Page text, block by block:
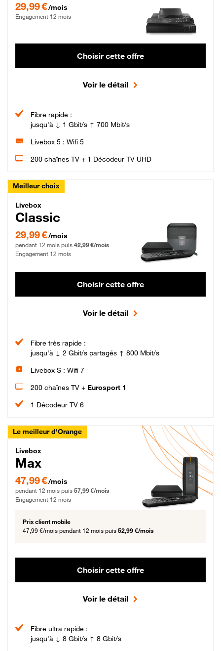
29,99 €/mois
Engagement 12 mois
Choisir cette offre
Voir le détail
Fibre rapide :
jusqu'à ↓ 1 Gbit/s ↑ 700 Mbit/s
Livebox 5 : Wifi 5
200 chaînes TV + 1 Décodeur TV UHD
Meilleur choix
Livebox Classic Fibre
Livebox
Classic
29,99 € par mois pendant 12 mois puis 42,99 € par mois, Engagement 12 mois
29,99 €/mois
pendant 12 mois puis 42,99 €/mois
Engagement 12 mois
Choisir cette offre
Voir le détail
Fibre très rapide :
jusqu'à ↓ 2 Gbit/s partagés ↑ 800 Mbit/s
Livebox S : Wifi 7
200 chaînes TV + Eurosport 1
1 Décodeur TV 6
Le meilleur d'Orange
Livebox Max Fibre
Livebox
Max
47,99 € par mois pendant 12 mois puis 57,99 € par mois, Engagement 12 mois
47,99 €/mois
pendant 12 mois puis 57,99 €/mois
Engagement 12 mois
Prix client mobile
47,99 €/mois pendant 12 mois puis 52,99 €/mois
Choisir cette offre
Voir le détail
Fibre ultra rapide :
jusqu'à ↓ 8 Gbit/s ↑ 8 Gbit/s